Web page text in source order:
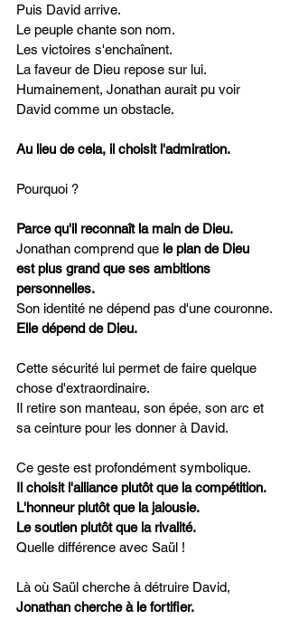
Puis David arrive.
Le peuple chante son nom.
Les victoires s'enchaînent.
La faveur de Dieu repose sur lui.
Humainement, Jonathan aurait pu voir
David comme un obstacle.
Au lieu de cela, il choisit l'admiration.
Pourquoi ?
Parce qu'il reconnaît la main de Dieu.
Jonathan comprend que le plan de Dieu
est plus grand que ses ambitions
personnelles.
Son identité ne dépend pas d'une couronne.
Elle dépend de Dieu.
Cette sécurité lui permet de faire quelque
chose d'extraordinaire.
Il retire son manteau, son épée, son arc et
sa ceinture pour les donner à David.
Ce geste est profondément symbolique.
Il choisit l'alliance plutôt que la compétition.
L'honneur plutôt que la jalousie.
Le soutien plutôt que la rivalité.
Quelle différence avec Saül !
Là où Saül cherche à détruire David,
Jonathan cherche à le fortifier.